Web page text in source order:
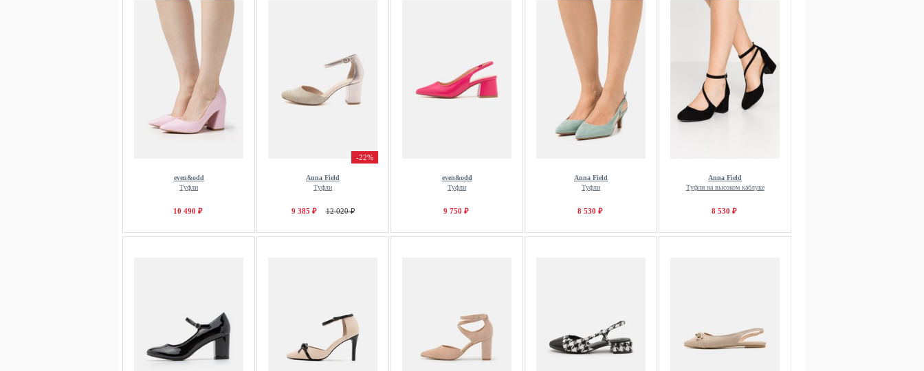
even&odd
Туфли
10 490 ₽
-22%
Anna Field
Туфли
9 385 ₽ 12 020 ₽
even&odd
Туфли
9 750 ₽
Anna Field
Туфли
8 530 ₽
Anna Field
Туфли на высоком каблуке
8 530 ₽